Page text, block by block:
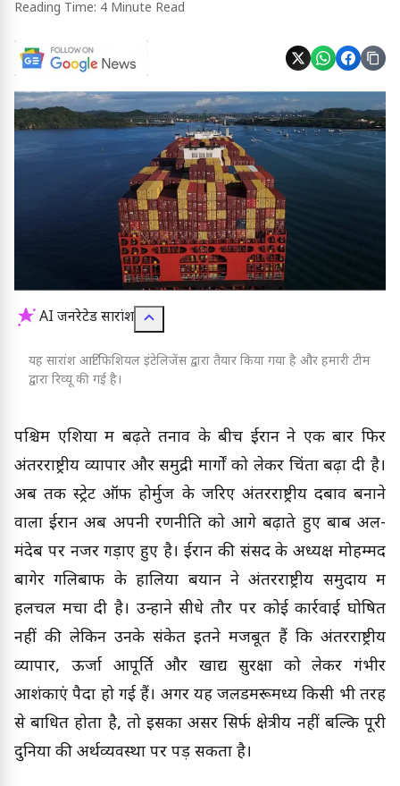
Reading Time: 4 Minute Read
AI जनरेटेड सारांश
यह सारांश आर्टिफिशियल इंटेलिजेंस द्वारा तैयार किया गया है और हमारी टीम
द्वारा रिव्यू की गई है।
पश्चिम एशिया में बढ़ते तनाव के बीच ईरान ने एक बार फिर
अंतरराष्ट्रीय व्यापार और समुद्री मार्गों को लेकर चिंता बढ़ा दी है।
अब तक स्ट्रेट ऑफ होर्मुज के जरिए अंतरराष्ट्रीय दबाव बनाने
वाला ईरान अब अपनी रणनीति को आगे बढ़ाते हुए बाब अल-
मंदेब पर नजर गड़ाए हुए है। ईरान की संसद के अध्यक्ष मोहम्मद
बागेर गलिबाफ के हालिया बयान ने अंतरराष्ट्रीय समुदाय में
हलचल मचा दी है। उन्होंने सीधे तौर पर कोई कार्रवाई घोषित
नहीं की लेकिन उनके संकेत इतने मजबूत हैं कि अंतरराष्ट्रीय
व्यापार, ऊर्जा आपूर्ति और खाद्य सुरक्षा को लेकर गंभीर
आशंकाएं पैदा हो गई हैं। अगर यह जलडमरूमध्य किसी भी तरह
से बाधित होता है, तो इसका असर सिर्फ क्षेत्रीय नहीं बल्कि पूरी
दुनिया की अर्थव्यवस्था पर पड़ सकता है।